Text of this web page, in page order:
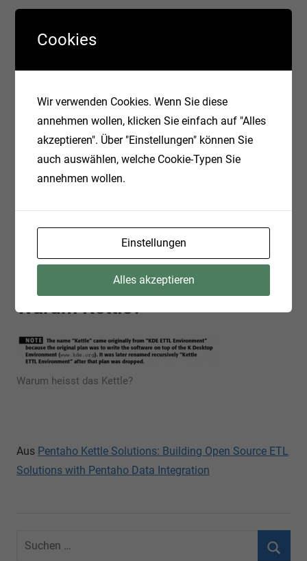
I’m regular reader who has converted from
INFA and Talend to PDI. Have your book to
prove it! Just this week, I used PDI and saved
hours by doing a complex mapping reading
Kettle data in a browser
Warum Kettle?
Warum heisst das Kettle?
Aus Pentaho Kettle Solutions: Building Open Source ETL
Solutions with Pentaho Data Integration
Cookies
Wir verwenden Cookies. Wenn Sie diese
annehmen wollen, klicken Sie einfach auf "Alles
akzeptieren". Über "Einstellungen" können Sie
auch auswählen, welche Cookie-Typen Sie
annehmen wollen.
Einstellungen
Alles akzeptieren